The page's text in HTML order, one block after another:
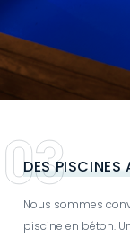
DES PISCINES
Nous sommes
piscine en béton.